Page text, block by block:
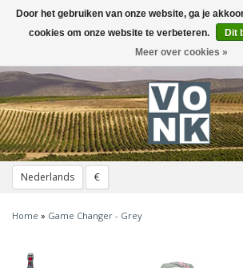
Nederlands €
Toggle
navigation
Home » Game Changer - Grey
Door het gebruiken van onze website, ga je
cookies om onze website te verbeteren.
Dit
Meer over cookies »